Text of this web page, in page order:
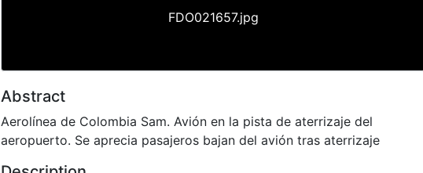
FDO021657.jpg
Abstract
Aerolínea de Colombia Sam. Avión en la pista de aterrizaje del
aeropuerto. Se aprecia pasajeros bajan del avión tras aterrizaje